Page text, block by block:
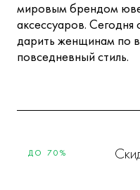
мировым брендом
аксессуаров.
дарить женщинам по
повседневный стиль.
ДО 70%